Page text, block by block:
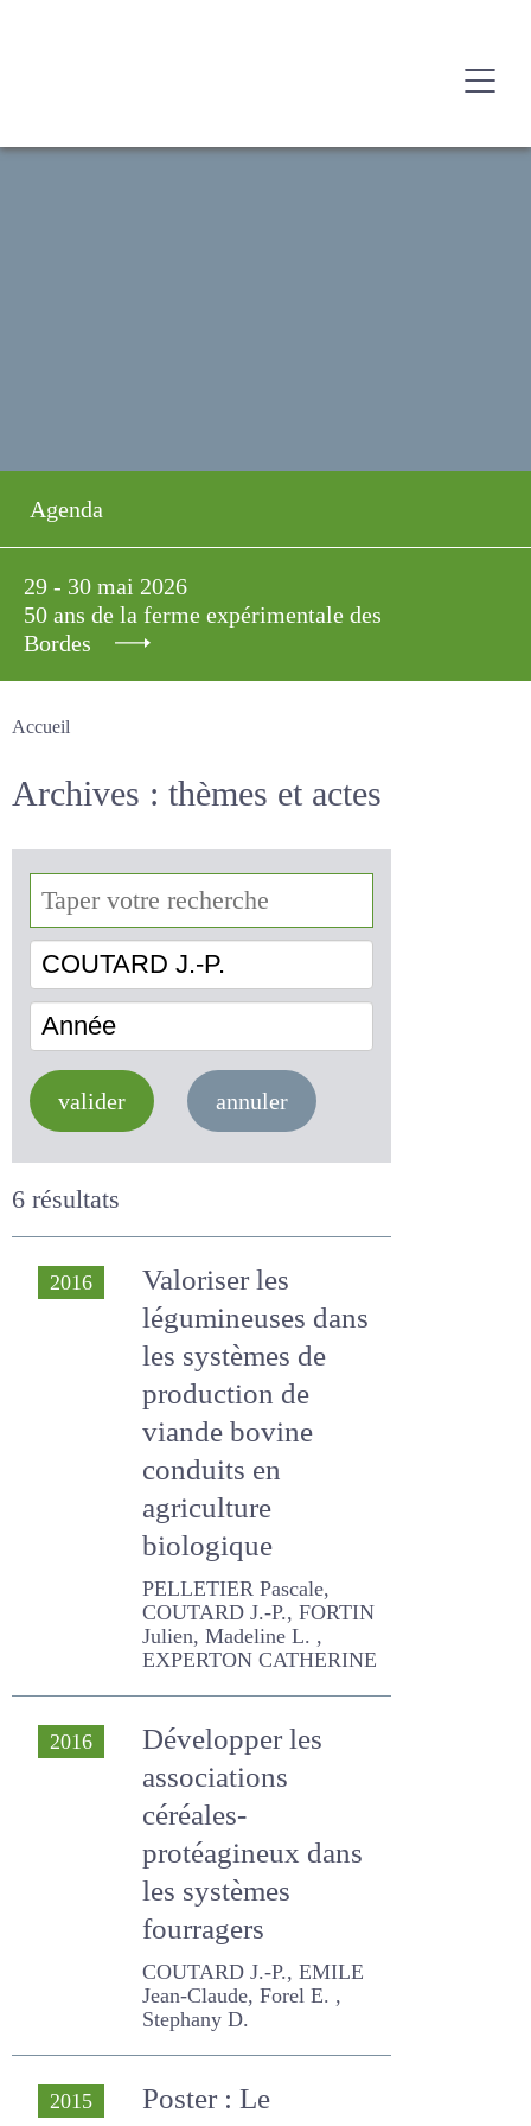
Agenda
29 - 30 mai 2026
50 ans de la ferme expérimentale des
Bordes
Accueil
Archives : thèmes et actes
COUTARD J.-P.
Année
valider annuler
6 résultats
2016
Valoriser les
légumineuses
dans les systèmes
de production de
viande bovine
conduits en
agriculture
biologique
PELLETIER Pascale,
COUTARD J.-P., FORTIN
Julien, Madeline L. ,
EXPERTON CATHERINE
2016
Développer les
associations
céréales-
protéagineux dans
les systèmes
fourragers
COUTARD J.-P., EMILE Jean-
Claude, Forel E. , Stephany
D.
2015
Poster : Le